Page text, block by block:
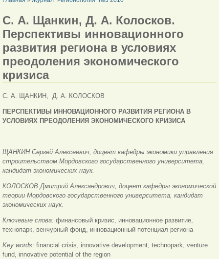
С. А. Щанкин, Д. А. Колосков.
Перспективы инновационного
развития региона в условиях
преодоления экономического
кризиса
С. А. ЩАНКИН, Д. А. КОЛОСКОВ
ПЕРСПЕКТИВЫ ИННОВАЦИОННОГО РАЗВИТИЯ РЕГИОНА В
УСЛОВИЯХ ПРЕОДОЛЕНИЯ ЭКОНОМИЧЕСКОГО КРИЗИСА
ЩАНКИН Сергей Алексеевич, доцент кафедры экономики управления
строительством Мордовского государственного университета,
кандидат экономических наук.
КОЛОСКОВ Дмитрий Александрович, доцент кафедры экономической
теории Мордовского государственного университета, кандидат
экономических наук.
Ключевые слова: финансовый кризис, инновационное развитие,
технопарк, венчурный фонд, инновационный потенциал региона
Key words: financial crisis, innovative development, technopark, venture
fund, innovative potential of the region